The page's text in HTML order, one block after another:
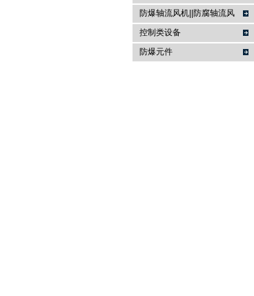
线盒|防爆活接头|防爆挠性管
防爆轴流风机||防腐轴流风
机|防爆排风扇
控制类设备
防爆元件